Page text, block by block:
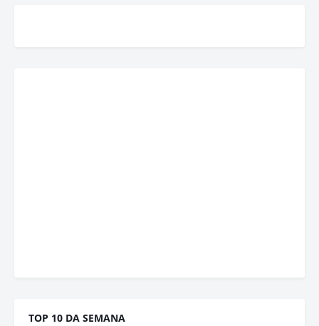
TOP 10 DA SEMANA